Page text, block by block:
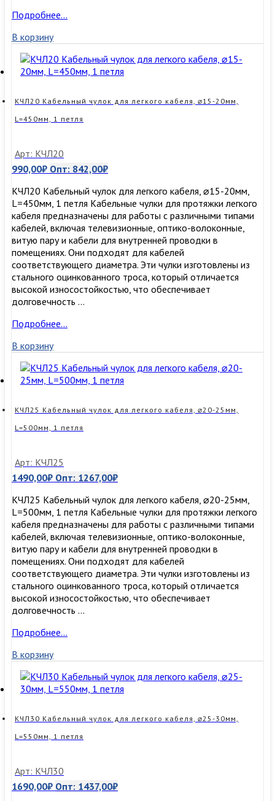
КЧЛ15
чулок
для
легкого
кабеля,
15мм,
1
Подробнее…
В корзину
КЧЛ20 Кабельный чулок для легкого кабеля, ⌀15-20мм,
L=450мм, 1 петля
Арт: КЧЛ20
990,00₽ Опт: 842,00₽
КЧЛ20 Кабельный чулок для легкого кабеля, ⌀15-20мм,
L=450мм, 1 петля Кабельные чулки для протяжки легкого
кабеля предназначены для работы с различными типами
кабелей, включая телевизионные, оптико-волоконные,
витую пару и кабели для внутренней проводки в
помещениях. Они подходят для кабелей
соответствующего диаметра. Эти чулки изготовлены из
стального оцинкованного троса, который отличается
высокой износостойкостью, что обеспечивает
долговечность …
КЧЛ20
чулок
для
легкого
кабеля,
20мм,
1
Подробнее…
В корзину
КЧЛ25 Кабельный чулок для легкого кабеля, ⌀20-25мм,
L=500мм, 1 петля
Арт: КЧЛ25
1490,00₽ Опт: 1267,00₽
КЧЛ25 Кабельный чулок для легкого кабеля, ⌀20-25мм,
L=500мм, 1 петля Кабельные чулки для протяжки легкого
кабеля предназначены для работы с различными типами
кабелей, включая телевизионные, оптико-волоконные,
витую пару и кабели для внутренней проводки в
помещениях. Они подходят для кабелей
соответствующего диаметра. Эти чулки изготовлены из
стального оцинкованного троса, который отличается
высокой износостойкостью, что обеспечивает
долговечность …
КЧЛ25
чулок
для
легкого
кабеля,
25мм,
1
Подробнее…
В корзину
КЧЛ30 Кабельный чулок для легкого кабеля, ⌀25-30мм,
L=550мм, 1 петля
Арт: КЧЛ30
1690,00₽ Опт: 1437,00₽